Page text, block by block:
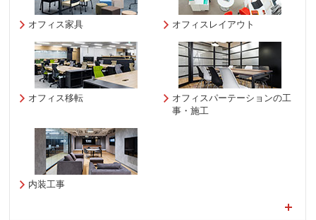
オフィス家具 オフィスレイアウト
オフィス移転
オフィスパーテーションの工
事・施工
内装工事